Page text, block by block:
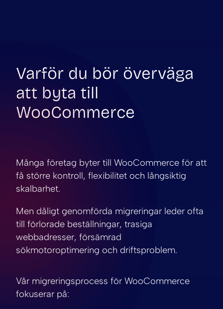
Varför du bör överväga
att byta till
WooCommerce
Många företag byter till WooCommerce för att
få större kontroll, flexibilitet och långsiktig
skalbarhet.
Men dåligt genomförda migreringar leder ofta
till förlorade beställningar, trasiga
webbadresser, försämrad
sökmotoroptimering och driftsproblem.
Vår migreringsprocess för WooCommerce
fokuserar på: